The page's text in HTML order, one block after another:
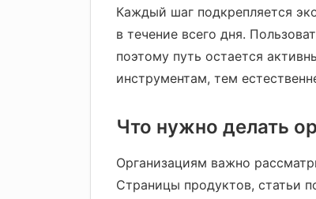
Каждый шаг подкрепляется
в течение всего дня.
поэтому путь остается
инструментам, тем
Что нужно делать
Организациям важно
Страницы продуктов, статьи